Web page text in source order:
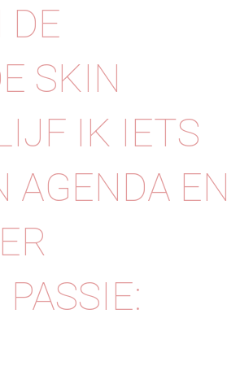
DE
SKIN
IK IETS
AGENDA EN